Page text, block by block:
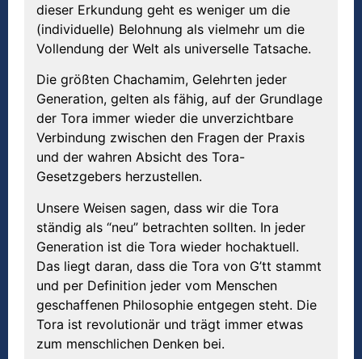
dieser Erkundung geht es weniger um die
(individuelle) Belohnung als vielmehr um die
Vollendung der Welt als universelle Tatsache.
Die größten Chachamim, Gelehrten jeder
Generation, gelten als fähig, auf der Grundlage
der Tora immer wieder die unverzichtbare
Verbindung zwischen den Fragen der Praxis
und der wahren Absicht des Tora-
Gesetzgebers herzustellen.
Unsere Weisen sagen, dass wir die Tora
ständig als “neu” betrachten sollten. In jeder
Generation ist die Tora wieder hochaktuell.
Das liegt daran, dass die Tora von G’tt stammt
und per Definition jeder vom Menschen
geschaffenen Philosophie entgegen steht. Die
Tora ist revolutionär und trägt immer etwas
zum menschlichen Denken bei.